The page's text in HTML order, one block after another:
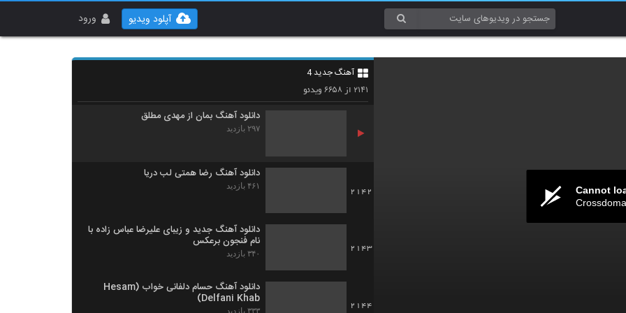
ورود آپلود ویدیو
Cannot
آهنگ جدید 4
۲۱۴۱ از ۶۶۵۸ویدئو
2140
آهنگ پریزاد از مسعود گلباشی(پاپ)
دانلود آهنگ بمان از مهدی مطلق
۲۹۷ بازدید
2142
دانلود آهنگ رضا همتی لب دریا
۴۶۱ بازدید
2143
دانلود آهنگ جدید و زیبای علیرضا عباس زاده با
نام فنجون برعکس
۳۴۰ بازدید
2144
دانلود آهنگ حسام دلفانی خواب (Hesam
Delfani Khab)
۳۳۳ بازدید